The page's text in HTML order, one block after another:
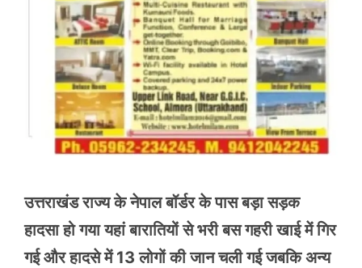
उत्तराखंड राज्य के नेपाल बॉर्डर के पास बड़ा सड़क
हादसा हो गया यहां बारातियों से भरी बस गहरी खाई में गिर
गई और हादसे में 13 लोगों की जान चली गई जबकि अन्य